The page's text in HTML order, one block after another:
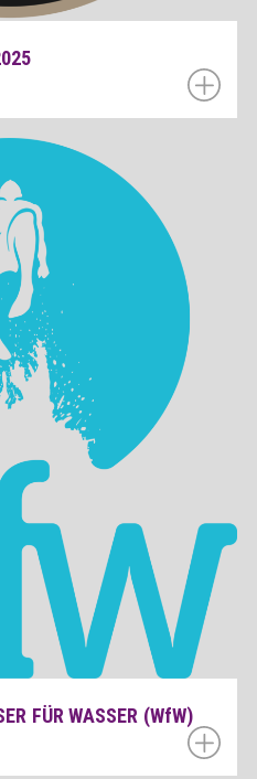
FÜR WASSER (WfW)